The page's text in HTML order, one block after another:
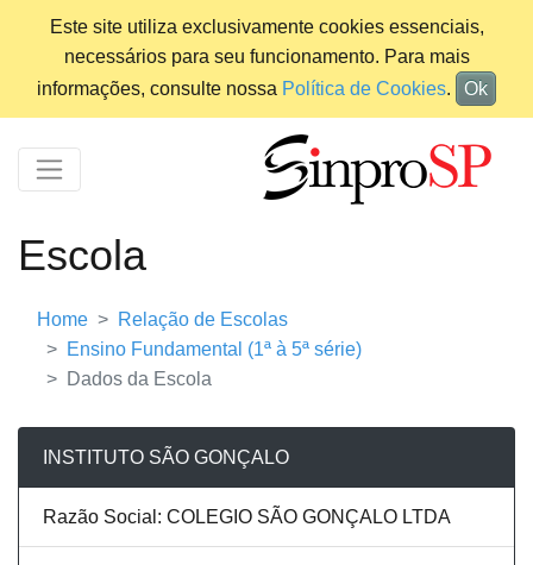
Este site utiliza exclusivamente cookies essenciais,
necessários para seu funcionamento. Para mais
informações, consulte nossa Política de Cookies. Ok
Escola
Home
Relação de Escolas
Ensino Fundamental (1ª à 5ª série)
Dados da Escola
INSTITUTO SÃO GONÇALO
Razão Social: COLEGIO SÃO GONÇALO LTDA